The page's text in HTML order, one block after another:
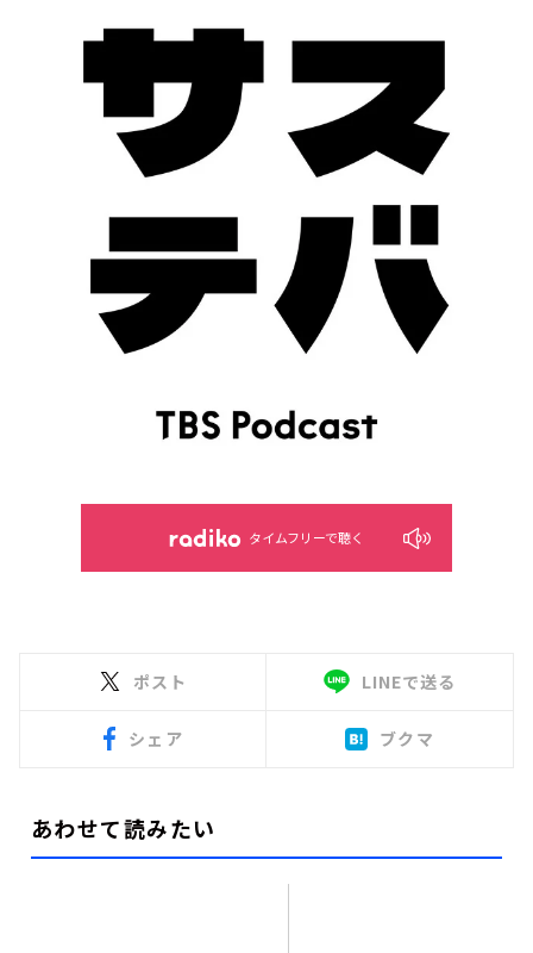
タイムフリーで聴く
ポスト LINEで送る
シェア ブクマ
あわせて読みたい